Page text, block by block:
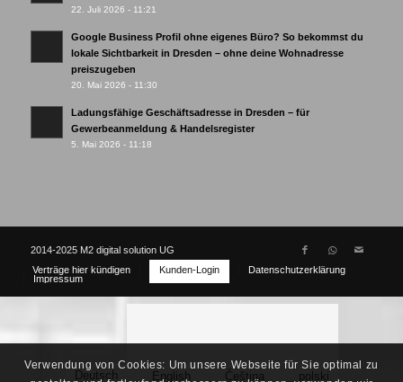
22. Juli 2026 - 11:21
Google Business Profil ohne eigenes Büro? So bekommst du
lokale Sichtbarkeit in Dresden – ohne deine Wohnadresse
preiszugeben
20. Mai 2026 - 11:30
Ladungsfähige Geschäftsadresse in Dresden – für
Gewerbeanmeldung & Handelsregister
5. Mai 2026 - 11:18
2014-2025 M2 digital solution UG
Verträge hier kündigen
Kunden-Login
Datenschutzerklärung
Impressum
Verwendung von Cookies: Um unsere Webseite für Sie optimal zu
Deutsch English Čeština polski